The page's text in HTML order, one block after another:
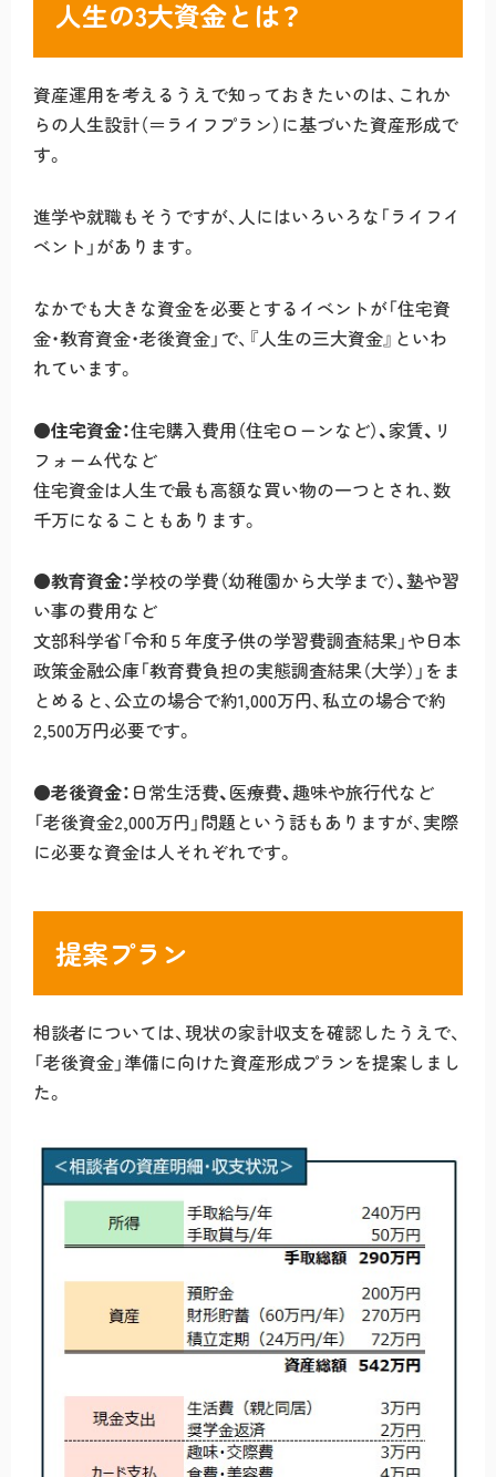
人生の3大資金とは？
資産運用を考えるうえで知っておきたいのは、これか
らの人生設計（＝ライフプラン）に基づいた資産形成で
す。
進学や就職もそうですが、人にはいろいろな「ライフイ
ベント」があります。
なかでも大きな資金を必要とするイベントが「住宅資
金・教育資金・老後資金」で、『人生の三大資金』といわ
れています。
●住宅資金：住宅購入費用（住宅ローンなど）、 家賃、 リ
フォーム代など
住宅資金は人生で最も高額な買い物の一つとされ、数
千万になることもあります。
●教育資金：学校の学費（幼稚園から大学まで）、塾や習
い事の費用など
文部科学省「令和５年度子供の学習費調査結果」や日本
政策金融公庫「教育費負担の実態調査結果（大学）」をま
とめると、公立の場合で約1,000万円、私立の場合で約
2,500万円必要です。
●老後資金： 日常生活費、医療費、趣味や旅行代など
「老後資金2,000万円」問題という話もありますが、実際
に必要な資金は人それぞれです。
提案プラン
相談者については、現状の家計収支を確認したうえで、
「老後資金」準備に向けた資産形成プランを提案しまし
た。